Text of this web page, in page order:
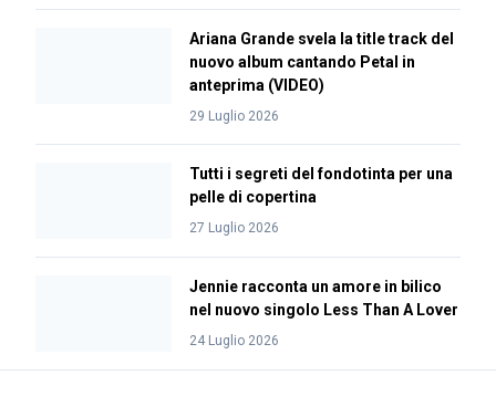
Ariana Grande svela la title track del
nuovo album cantando Petal in
anteprima (VIDEO)
29 Luglio 2026
Tutti i segreti del fondotinta per una
pelle di copertina
27 Luglio 2026
Jennie racconta un amore in bilico
nel nuovo singolo Less Than A Lover
24 Luglio 2026